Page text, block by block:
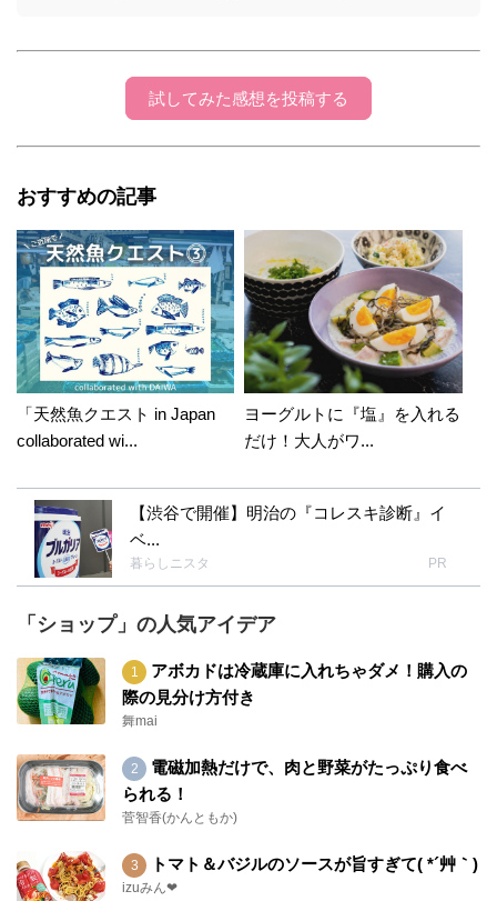
試してみた感想を投稿する
おすすめの記事
「天然魚クエスト in Japan
collaborated wi...
ヨーグルトに『塩』を入れる
だけ！大人がワ...
【渋谷で開催】明治の『コレスキ診断』イ
ベ...
暮らしニスタ PR
「ショップ」の人気アイデア
アボカドは冷蔵庫に入れちゃダメ！購入の
際の見分け方付き
舞mai
電磁加熱だけで、肉と野菜がたっぷり食べ
られる！
菅智香(かんともか)
トマト＆バジルのソースが旨すぎて( *´艸｀)
izuみん❤